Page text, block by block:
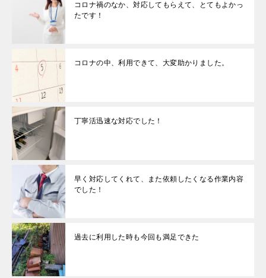
コロナ禍のなか、対応してもらえて、とてもよかっ
たです！
コロナの中、利用できて、大変助かりました。
丁寧活迅速な対応でした！
早く対応してくれて、また依頼したくなる作業内容
でした！
過去に利用した時も今回も満足できた